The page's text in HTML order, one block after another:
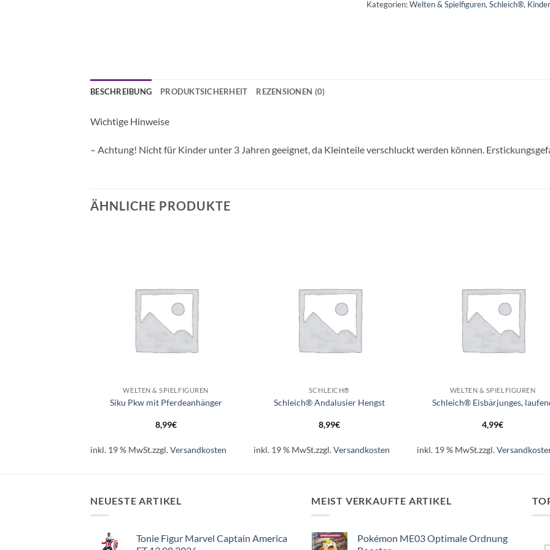
Kategorien:Welten & Spielfiguren, Schleich®,
BESCHREIBUNG PRODUKTSICHERHEIT REZENSIONEN (0)
Wichtige Hinweise
– Achtung! Nicht für Kinder unter 3 Jahren geeignet, da Kleinteile verschluckt werden können.
ÄHNLICHE PRODUKTE
WELTEN & SPIELFIGUREN
Siku Pkw mit Pferdeanhänger
8,99€
inkl. 19 % MwSt.zzgl.Versandkosten
SCHLEICH®
Schleich® Andalusier Hengst
8,99€
inkl. 19 % MwSt.zzgl.Versandkosten
WELTEN & SPIELFIGUREN
Schleich® Eisbärjunges,
4,99€
inkl. 19 % MwSt.zzgl.
NEUESTE ARTIKEL
Tonie Figur Marvel Captain America
MEIST VERKAUFTE ARTIKEL
Pokémon ME03 Optimale Ordnung